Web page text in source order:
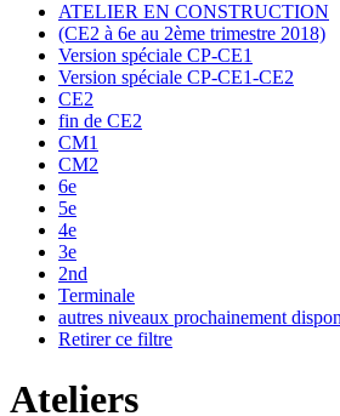
ATELIER EN CONSTRUCTION
(CE2 à 6e au 2ème trimestre 2018)
Version spéciale CP-CE1
Version spéciale CP-CE1-CE2
CE2
fin de CE2
CM1
CM2
6e
5e
4e
3e
2nd
Terminale
autres niveaux prochainement
Retirer ce filtre
Ateliers